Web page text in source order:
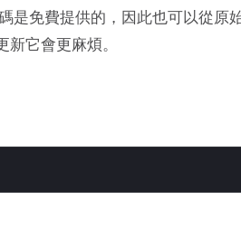
是免費提供的，因此也可以從原
它會更麻煩。